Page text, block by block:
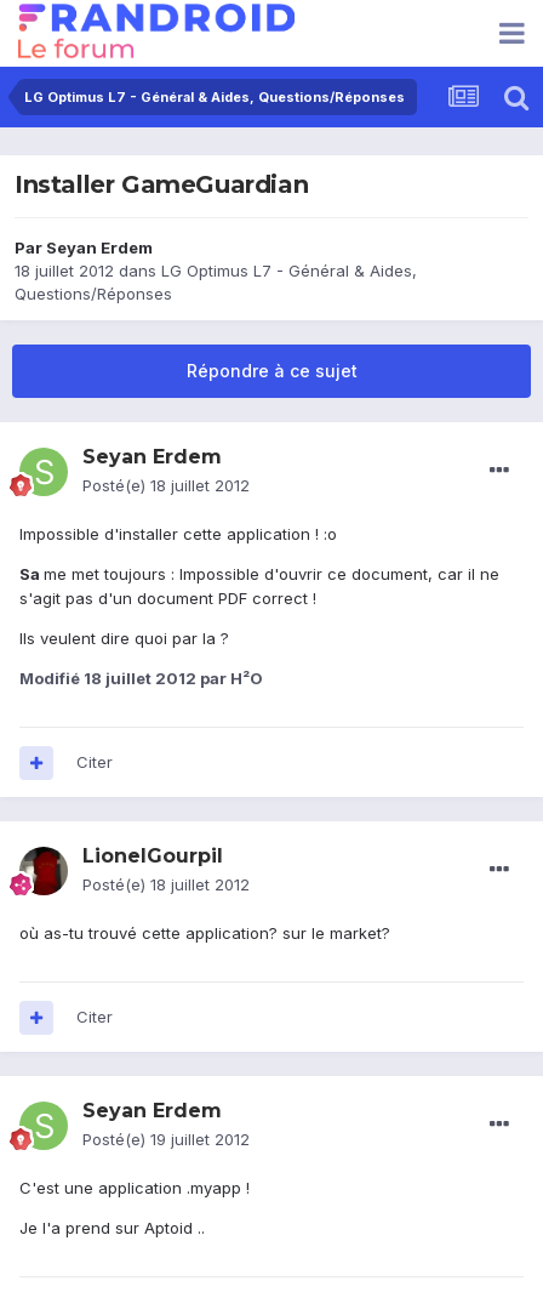
LG Optimus L7 - Général & Aides, Questions/Réponses
Installer GameGuardian
Par Seyan Erdem
18 juillet 2012 dans LG Optimus L7 - Général & Aides,
Questions/Réponses
Répondre à ce sujet
Seyan Erdem
Posté(e) 18 juillet 2012
Impossible d'installer cette application ! :o
Sa me met toujours : Impossible d'ouvrir ce document, car il ne
s'agit pas d'un document PDF correct !
Ils veulent dire quoi par la ?
Modifié 18 juillet 2012 par H²O
Citer
LionelGourpil
Posté(e) 18 juillet 2012
où as-tu trouvé cette application? sur le market?
Citer
Seyan Erdem
Posté(e) 19 juillet 2012
C'est une application .myapp !
Je l'a prend sur Aptoid ..